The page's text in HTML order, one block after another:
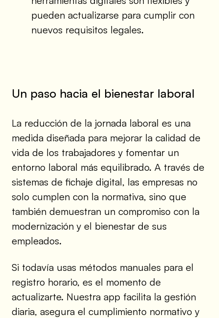
pueden actualizarse para cumplir con
nuevos requisitos legales.
Un paso hacia el bienestar laboral
La reducción de la jornada laboral es una
medida diseñada para mejorar la calidad de
vida de los trabajadores y fomentar un
entorno laboral más equilibrado. A través de
sistemas de fichaje digital, las empresas no
solo cumplen con la normativa, sino que
también demuestran un compromiso con la
modernización y el bienestar de sus
empleados.
Si todavía usas métodos manuales para el
registro horario, es el momento de
actualizarte. Nuestra app facilita la gestión
diaria, asegura el cumplimiento normativo y